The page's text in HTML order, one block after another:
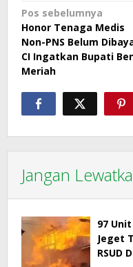
Navigasi
pos
Pos sebelumnya
Honor Tenaga Medis
Non-PNS Belum
CI Ingatkan Bupati
Meriah
Jangan
97
Jeget
RSUD